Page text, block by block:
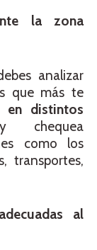
la zona
analizar
que más te
en distintos
como los
transportes,
al